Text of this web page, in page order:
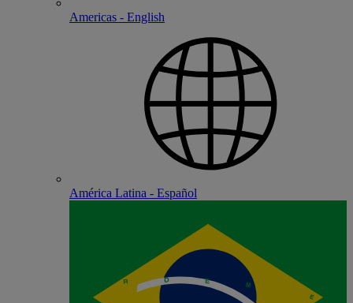
Americas - English
América Latina - Español